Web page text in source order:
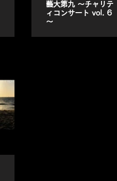
藝大第九 ～チャリテ
ィコンサート vol. 6
～